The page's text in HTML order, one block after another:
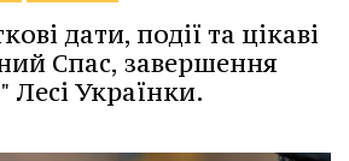
дати, події та цікаві
Спас, завершення
Лесі Українки.